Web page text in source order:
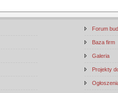
Forum
Baza firm
Galeria
Projekty